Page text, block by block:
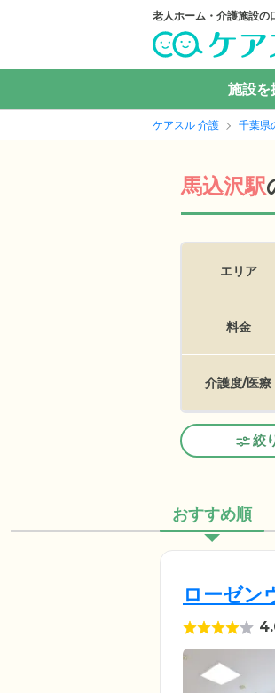
老人ホーム・介護施設の
施設を
ケアスル 介護 千葉県
馬込沢駅
エリア
料金
介護度/医療
絞
おすすめ順
ローゼン